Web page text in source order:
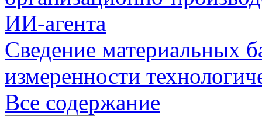
ИИ-агента
Сведение материальных
измеренности
Все содержание